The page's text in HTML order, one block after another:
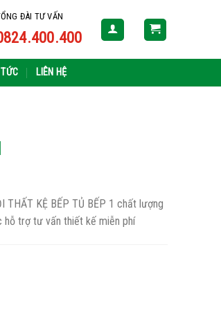
ĐÀI TƯ VẤN
LIÊN HỆ
THẤT KỆ BẾP TỦ BẾP 1 chất lượng
hỗ trợ tư vấn thiết kế miễn phí